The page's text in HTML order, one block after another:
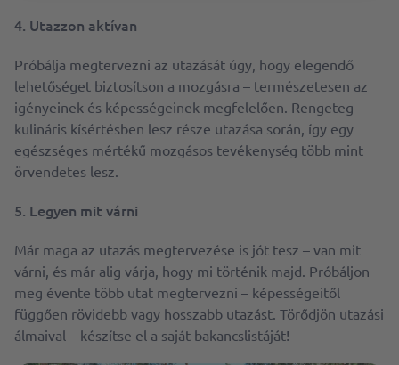
4. Utazzon aktívan
Próbálja megtervezni az utazását úgy, hogy elegendő
lehetőséget biztosítson a mozgásra – természetesen az
igényeinek és képességeinek megfelelően. Rengeteg
kulináris kísértésben lesz része utazása során, így egy
egészséges mértékű mozgásos tevékenység több mint
örvendetes lesz.
5. Legyen mit várni
Már maga az utazás megtervezése is jót tesz – van mit
várni, és már alig várja, hogy mi történik majd. Próbáljon
meg évente több utat megtervezni – képességeitől
függően rövidebb vagy hosszabb utazást. Törődjön utazási
álmaival – készítse el a saját bakancslistáját!